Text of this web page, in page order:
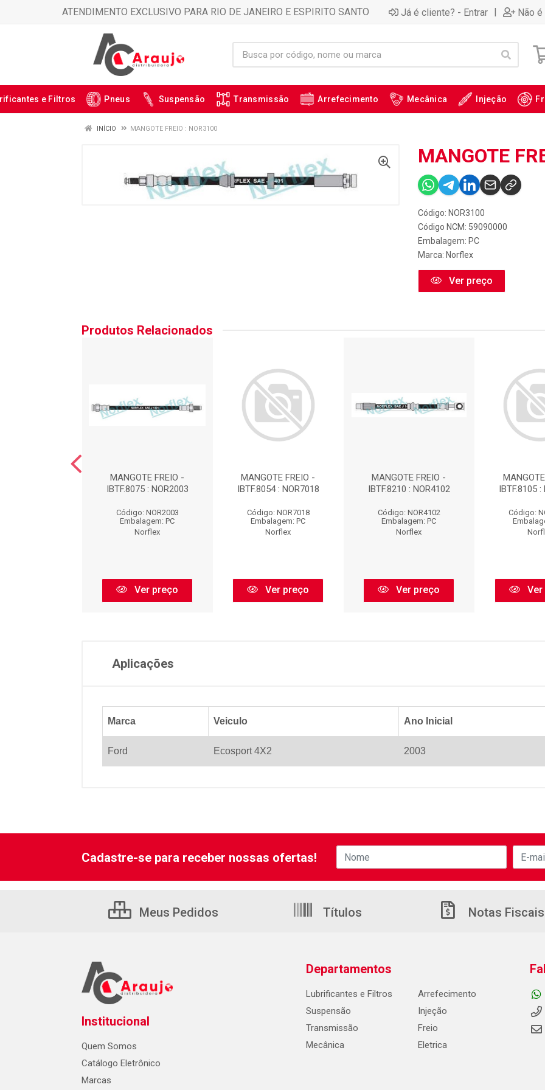
ATENDIMENTO EXCLUSIVO PARA RIO DE JANEIRO E ESPIRITO SANTO Já é cliente? - Entrar | Não
e Filtros Pneus Suspensão Transmissão Arrefecimento Mecânica Injeção
INÍCIO MANGOTE FREIO : NOR3100
MANGOTE
Código: NOR3100
Código NCM: 59090000
Embalagem: PC
Marca: Norflex
Ver preço
Produtos Relacionados
MANGOTE FREIO -
IBTF.8075 : NOR2003
Código: NOR2003
Embalagem: PC
Norflex
Ver preço
MANGOTE FREIO -
IBTF.8054 : NOR7018
Código: NOR7018
Embalagem: PC
Norflex
Ver preço
MANGOTE FREIO -
IBTF.8210 : NOR4102
Código: NOR4102
Embalagem: PC
Norflex
Ver preço
IBTF.8105 :
Código:
Ver
Aplicações
Marca Veiculo Ano Inicial
Ford Ecosport 4X2 2003
Cadastre-se para receber nossas ofertas!
Meus Pedidos Títulos Notas Fiscais
Institucional
Quem Somos
Catálogo Eletrônico
Marcas
Departamentos
Lubrificantes e Filtros
Suspensão
Transmissão
Mecânica
Arrefecimento
Injeção
Freio
Eletrica